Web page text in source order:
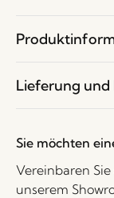
Lieferung und
Sie möchten
Vereinbaren
unserem